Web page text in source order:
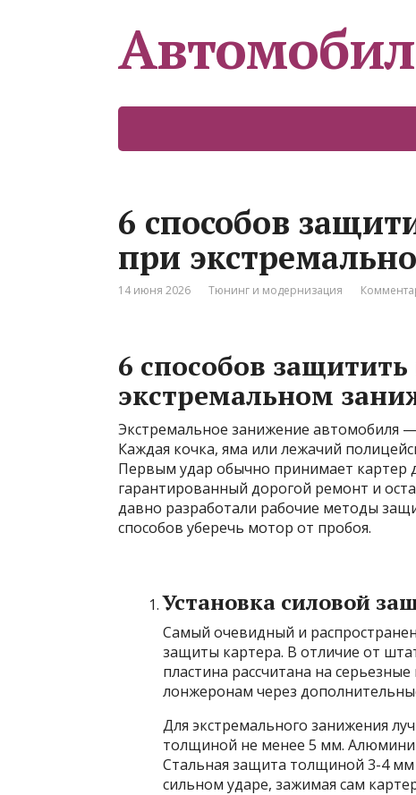
6 способов
при
14 июня 2026 Тюнинг и модернизация
6 способов
экстремальном
Экстремальное занижение автомобиля
Каждая кочка, яма или лежачий
Первым удар обычно принимает картер
гарантированный дорогой ремонт и
давно разработали рабочие методы
способов уберечь мотор от пробоя.
Установка силовой
Самый очевидный и
защиты картера. В отличие от
пластина рассчитана на
лонжеронам через
Для экстремального занижения
толщиной не менее 5 мм.
Стальная защита толщиной 3-4
сильном ударе, зажимая сам